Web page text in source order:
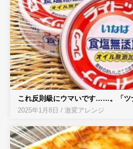
これ反則級にウマいです……。「ツ
2025年1月8日 / 激変アレンジ